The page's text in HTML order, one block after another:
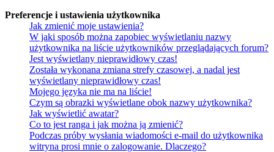
Preferencje i ustawienia użytkownika
Jak zmienić moje ustawienia?
W jaki sposób można zapobiec wyświetlaniu nazwy
użytkownika na liście użytkowników przeglądających forum?
Jest wyświetlany nieprawidłowy czas!
Została wykonana zmiana strefy czasowej, a nadal jest
wyświetlany nieprawidłowy czas!
Mojego języka nie ma na liście!
Czym są obrazki wyświetlane obok nazwy użytkownika?
Jak wyświetlić awatar?
Co to jest ranga i jak można ją zmienić?
Podczas próby wysłania wiadomości e-mail do użytkownika
witryna prosi mnie o zalogowanie. Dlaczego?